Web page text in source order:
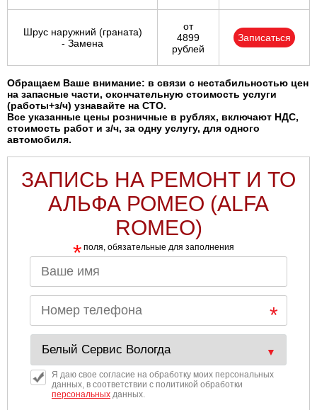
Шрус наружний (граната)
- Замена
от
4899
рублей
Записаться
Обращаем Ваше внимание: в связи с нестабильностью цен
на запасные части, окончательную стоимость услуги
(работы+з/ч) узнавайте на СТО.
Все указанные цены розничные в рублях, включают НДС,
стоимость работ и з/ч, за одну услугу, для одного
автомобиля.
ЗАПИСЬ НА РЕМОНТ И ТО
АЛЬФА РОМЕО (ALFA
ROMEO)
* поля, обязательные для заполнения
Я даю свое согласие на обработку моих персональных
данных, в соответствии с политикой обработки
персональныхданных.